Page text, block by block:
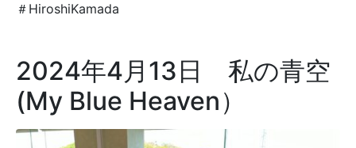
＃ HiroshiKamada
2024年4月13日 私の青空
(My Blue Heaven）